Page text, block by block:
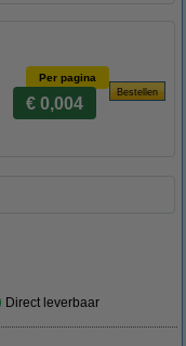
Per pagina
€ 0,004
Direct leverbaar